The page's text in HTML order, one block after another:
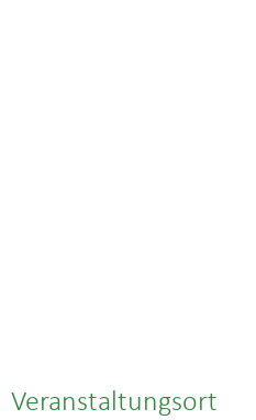
Veranstaltungsort